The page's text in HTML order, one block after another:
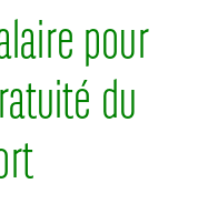
pour
du